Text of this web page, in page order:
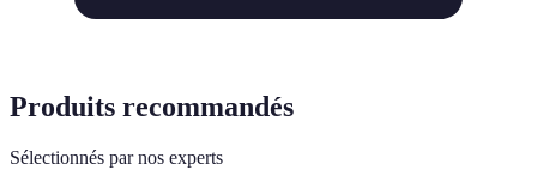
Produits recommandés
Sélectionnés par nos experts